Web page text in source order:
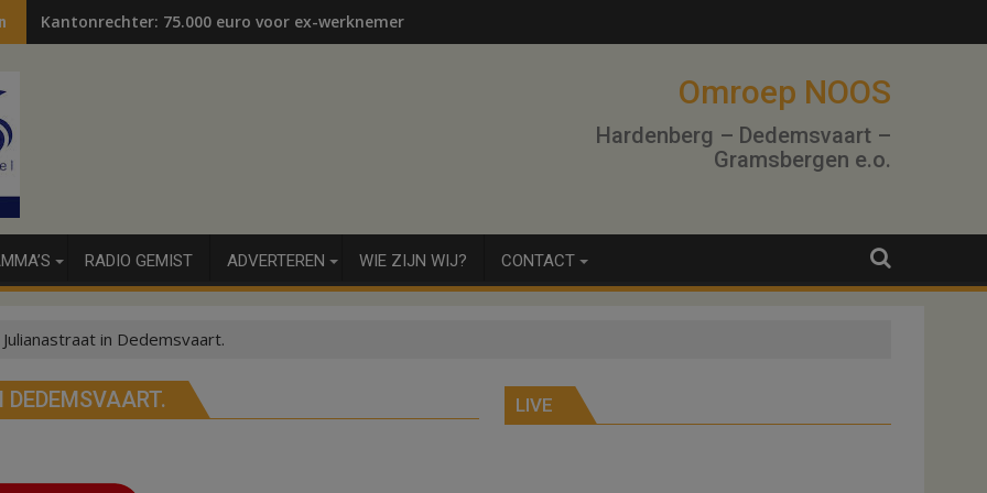
Kantonrechter: 75.000 euro voor ex-werknemers
Omroep NOOS
Hardenberg – Dedemsvaart –
Gramsbergen e.o.
RADIO GEMIST ADVERTEREN WIE ZIJN WIJ? CONTACT
in Dedemsvaart.
LIVE